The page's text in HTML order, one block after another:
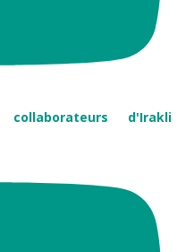
d'Irakli